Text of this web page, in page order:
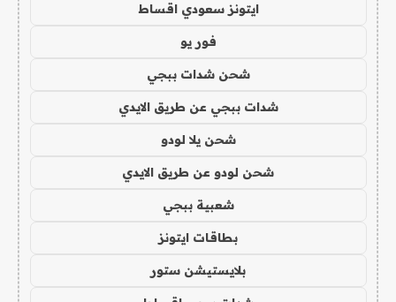
ايتونز سعودي اقساط
فور يو
شحن شدات ببجي
شدات ببجي عن طريق الايدي
شحن يلا لودو
شحن لودو عن طريق الايدي
شعبية ببجي
بطاقات ايتونز
بلايستيشن ستور